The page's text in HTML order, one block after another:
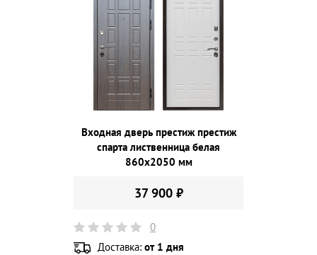
Входная дверь престиж престиж
спарта лиственница белая
860х2050 мм
37 900 ₽
0
Доставка: от 1 дня